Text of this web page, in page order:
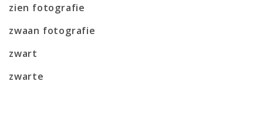
zien fotografie
zwaan fotografie
zwart
zwarte